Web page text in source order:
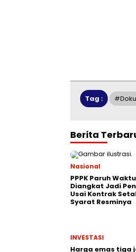
Tag :
Berita
Nasional
PPPK Paruh
Diangkat Jadi
Usai Kontrak
Syarat Resminya
INVESTASI
Harga emas tiga